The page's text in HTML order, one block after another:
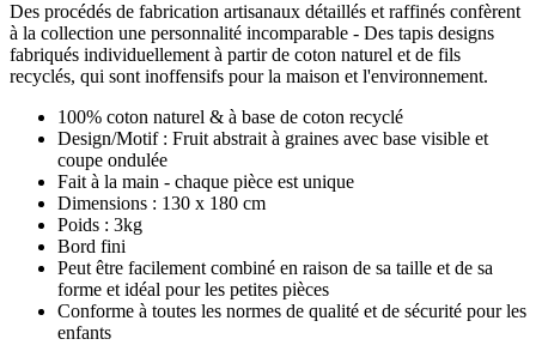
Des procédés de fabrication artisanaux détaillés et raffinés confèrent
à la collection une personnalité incomparable - Des tapis designs
fabriqués individuellement à partir de coton naturel et de fils
recyclés, qui sont inoffensifs pour la maison et l'environnement.
100% coton naturel & à base de coton recyclé
Design/Motif : Fruit abstrait à graines avec base visible et
coupe ondulée
Fait à la main - chaque pièce est unique
Dimensions : 130 x 180 cm
Poids : 3kg
Bord fini
Peut être facilement combiné en raison de sa taille et de sa
forme et idéal pour les petites pièces
Conforme à toutes les normes de qualité et de sécurité pour les
enfants